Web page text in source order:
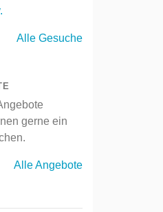
Alle Gesuche
gerne ein
Alle Angebote